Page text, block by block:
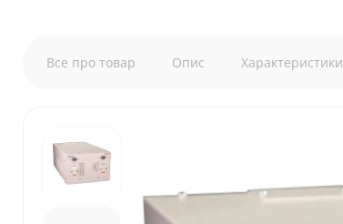
Все про товар Опис Характеристики